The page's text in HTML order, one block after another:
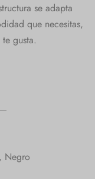
se adapta
que necesitas,
gusta.
Negro